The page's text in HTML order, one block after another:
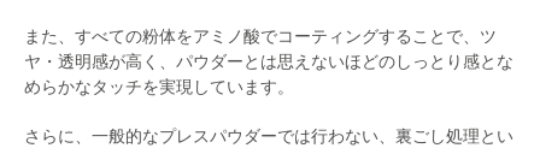
また、すべての粉体をアミノ酸でコーティングすることで、ツ
ヤ・透明感が高く、パウダーとは思えないほどのしっとり感とな
めらかなタッチを実現しています。
さらに、一般的なプレスパウダーでは行わない、裏ごし処理とい